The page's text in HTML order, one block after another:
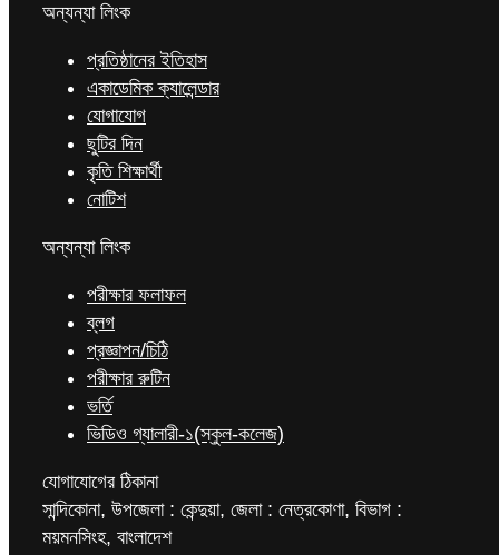
অন্যন্যা লিংক
প্রতিষ্ঠানের ইতিহাস
একাডেমিক ক্যালেন্ডার
যোগাযোগ
ছুটির দিন
কৃতি শিক্ষার্থী
নোটিশ
অন্যন্যা লিংক
পরীক্ষার ফলাফল
ব্লগ
প্রজ্ঞাপন/চিঠি
পরীক্ষার রুটিন
ভর্তি
ভিডিও গ্যালারী-১(স্কুল-কলেজ)
যোগাযোগের ঠিকানা
সান্দিকোনা, উপজেলা : কেন্দুয়া, জেলা : নেত্রকোণা, বিভাগ :
ময়মনসিংহ, বাংলাদেশ